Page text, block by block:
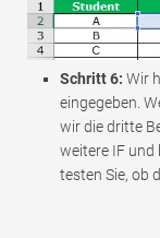
Schritt 6: Wir
eingegeben.
wir die dritte
weitere IF und
testen Sie, ob